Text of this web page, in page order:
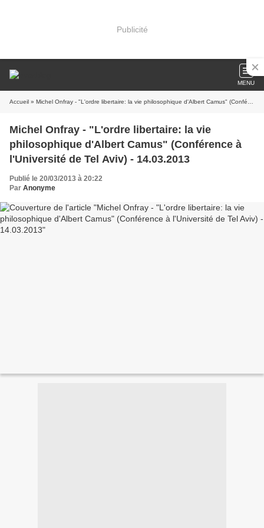
Publicité
MENU
Accueil » Michel Onfray - "L'ordre libertaire: la vie philosophique d'Albert Camus" (Conférence à l'Université de Tel Aviv) - 14.03.2013
Michel Onfray - "L'ordre libertaire: la vie
philosophique d'Albert Camus" (Conférence à
l'Université de Tel Aviv) - 14.03.2013
Publié le 20/03/2013 à 20:22
Par Anonyme